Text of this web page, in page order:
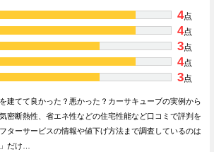
4点
4点
3点
4点
3点
建てて良かった？悪かった？カーサキューブの実例から
密断熱性、省エネ性などの住宅性能など口コミで評判を
ターサービスの情報や値下げ方法まで調査しているのは
だけ…